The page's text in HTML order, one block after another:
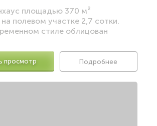
площадью 370 м²
полевом участке 2,7 сотки.
стиле облицован
просмотр Подробнее